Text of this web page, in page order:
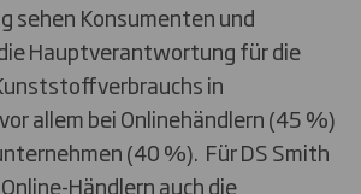
sehen Konsumenten und
Hauptverantwortung für die
in
allem bei Onlinehändlern (45 %)
(40 %). Für DS Smith
Händlern auch die